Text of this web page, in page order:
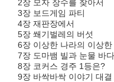
2장 모자 장수를 찾아서
3장 보드게임 파티
4장 재판장에서
5장 쐐기벌레의 버섯
6장 이상한 나라의 이상한
7장 도마뱀 빌과 눈물 바다
8장 코커스 경주 1등은?
9장 바싹바싹 이야기 대결